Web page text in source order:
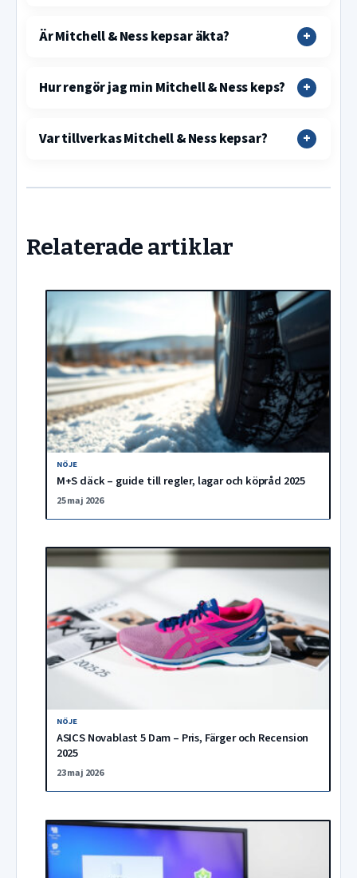
Är Mitchell & Ness kepsar äkta?
Hur rengör jag min Mitchell & Ness keps?
Var tillverkas Mitchell & Ness kepsar?
Relaterade artiklar
NÖJE
M+S däck – guide till regler, lagar och köpråd 2025
25 maj 2026
NÖJE
ASICS Novablast 5 Dam – Pris, Färger och Recension
2025
23 maj 2026